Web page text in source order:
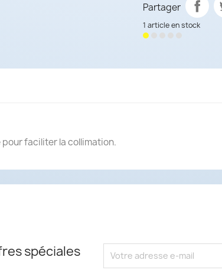
Partager
1 article en stock
faciliter la collimation.
spéciales